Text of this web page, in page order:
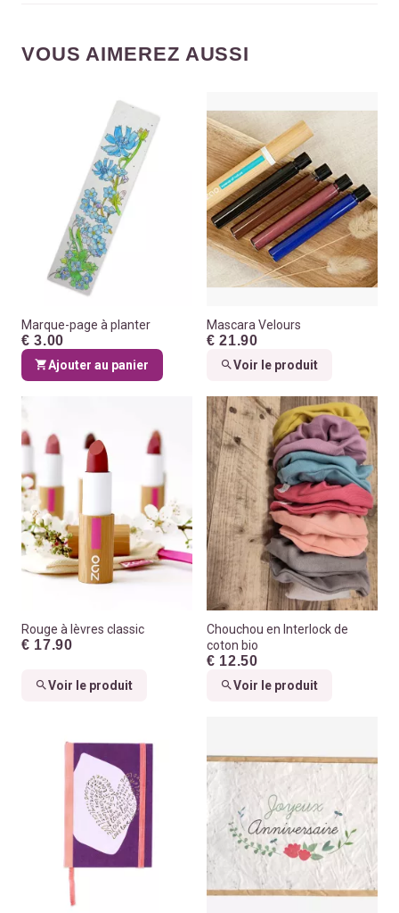
VOUS AIMEREZ AUSSI
Marque-page à planter
€ 3.00
Ajouter au panier
Mascara Velours
€ 21.90
Voir le produit
Rouge à lèvres classic
€ 17.90
Voir le produit
Chouchou en Interlock de
coton bio
€ 12.50
Voir le produit